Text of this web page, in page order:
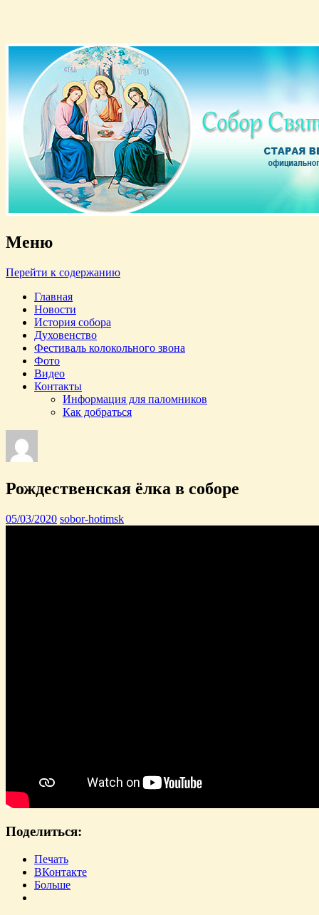
Собор Святой Троицы
Старая версия официального сайта
Меню
Перейти к содержанию
Главная
Новости
История собора
Духовенство
Фестиваль колокольного звона
Фото
Видео
Контакты
Информация для паломников
Как добраться
Рождественская ёлка в соборе
05/03/2020 sobor-hotimsk
Поделиться:
Печать
ВКонтакте
Больше